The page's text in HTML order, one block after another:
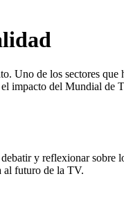
de los sectores
del Mundial de
y reflexionar sobre
al futuro de la TV.